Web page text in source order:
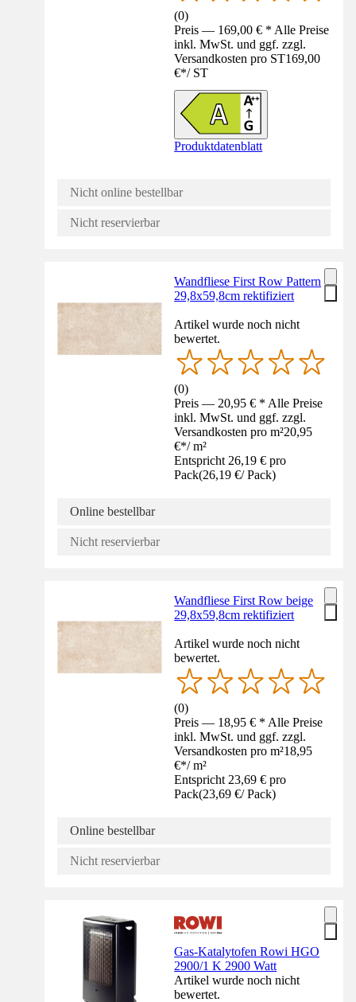
(0)
Preis — 169,00 € * Alle Preise
inkl. MwSt. und ggf. zzgl.
Versandkosten pro ST169,00
€*/ ST
Produktdatenblatt
Nicht online bestellbar
Nicht reservierbar
Wandfliese First Row Pattern
29,8x59,8cm rektifiziert
Artikel wurde noch nicht
bewertet.
(0)
Preis — 20,95 € * Alle Preise
inkl. MwSt. und ggf. zzgl.
Versandkosten pro m²20,95
€*/ m²
Entspricht 26,19 € pro
Pack(26,19 €/ Pack)
Online bestellbar
Nicht reservierbar
Wandfliese First Row beige
29,8x59,8cm rektifiziert
Artikel wurde noch nicht
bewertet.
(0)
Preis — 18,95 € * Alle Preise
inkl. MwSt. und ggf. zzgl.
Versandkosten pro m²18,95
€*/ m²
Entspricht 23,69 € pro
Pack(23,69 €/ Pack)
Online bestellbar
Nicht reservierbar
Gas-Katalytofen Rowi HGO
2900/1 K 2900 Watt
Artikel wurde noch nicht
bewertet.